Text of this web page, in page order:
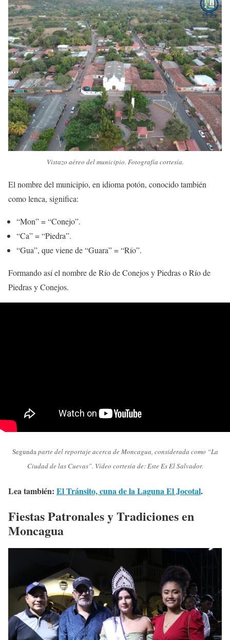
Vistazo aéreo del municipio. Fotografía cortesía.
El nombre del municipio, en idioma potón, conocido también
como lenca, significa:
“Mon” = “Conejo”.
“Ca” = “Piedra”.
“Gua”, que viene de “Guara” = “Río”.
Formando así el nombre de Río de Conejos y Piedras o Río de
Piedras y Conejos.
Segundaparte del reportaje acerca de Moncagua, considerada como “La
Ciudad de las Cuevas”. Vídeo cortesía de:Este Es El Salvador.
Lea también: El Tránsito, cuna de la Laguna El Jocotal.
Fiestas Patronales y Tradiciones en
Moncagua